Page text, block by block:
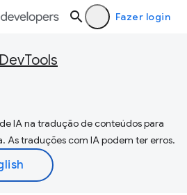
Fazer login
IA na tradução de conteúdos para
As traduções com IA podem ter erros.